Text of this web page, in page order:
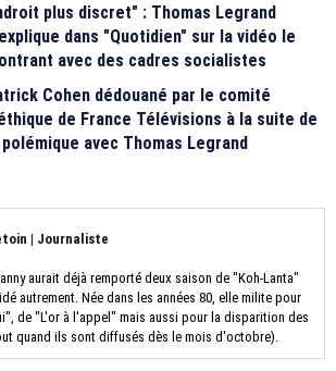
plus discret" : Thomas Legrand
dans "Quotidien" sur la vidéo le
avec des cadres socialistes
Cohen dédouané par le comité
de France Télévisions à la suite de
avec Thomas Legrand
| Journaliste
aurait déjà remporté deux saison de "Koh-Lanta"
autrement. Née dans les années 80, elle milite pour
de "L'or à l'appel" mais aussi pour la disparition des
quand ils sont diffusés dès le mois d'octobre).